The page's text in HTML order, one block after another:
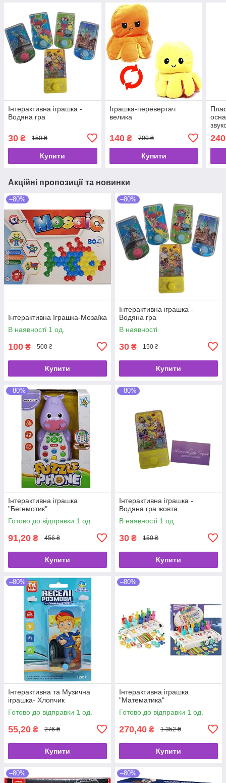
Інтерактивна іграшка -
Водяна гра
30 ₴ 150 ₴
Купити
Іграшка-перевертач
велика
140₴ 700 ₴
Купити
240
Акційні пропозиції та новинки
–80%
Інтерактивна Іграшка-Мозаїка
В наявності 1 од.
100 ₴ 500 ₴
Купити
–80%
Інтерактивна іграшка -
Водяна гра
В наявності
30 ₴ 150 ₴
Купити
–80%
Інтерактивна іграшка
"Бегемотик"
Готово до відправки 1 од.
91,20 ₴ 456 ₴
Купити
–80%
Інтерактивна іграшка -
Водяна гра жовта
В наявності 1 од.
30 ₴ 150 ₴
Купити
–80%
Інтерактивна та Музична
іграшка- Хлопчик
Готово до відправки 1 од.
55,20 ₴ 276 ₴
Купити
–80%
Інтерактивна іграшка
"Математика"
Готово до відправки 1 од.
270,40 ₴ 1 352 ₴
Купити
–80% –80%